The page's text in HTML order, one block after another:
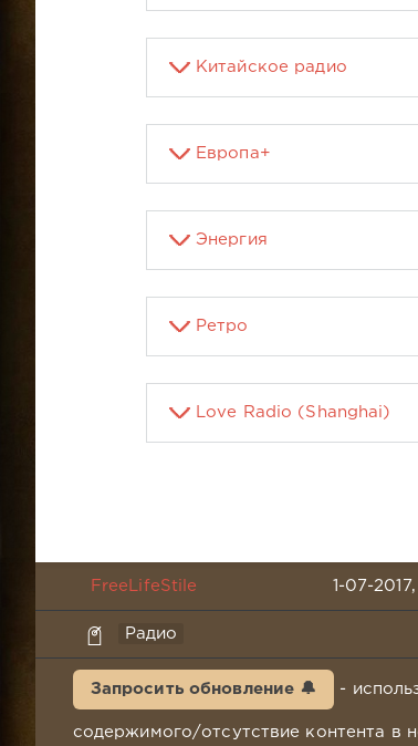
Китайское радио
Европа+
Энергия
Ретро
Love Radio (Shanghai)
FreeLifeStile 1-07-
Радио
Запросить обновление 🔔 -
содержимого/отсутствие контента в